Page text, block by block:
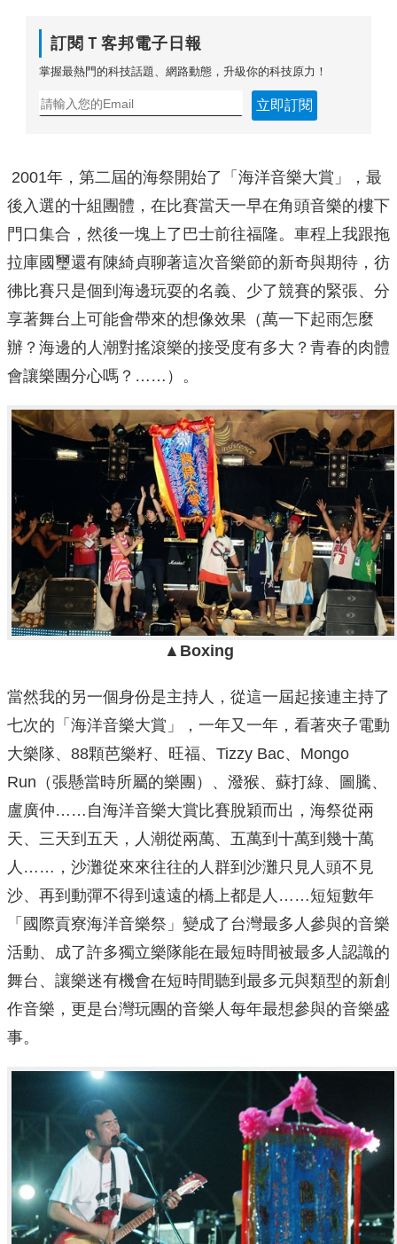
訂閱Ｔ客邦電子日報
掌握最熱門的科技話題、網路動態，升級你的科技原力！
立即訂閱
2001年，第二屆的海祭開始了「海洋音樂大賞」，最
後入選的十組團體，在比賽當天一早在角頭音樂的樓下
門口集合，然後一塊上了巴士前往福隆。車程上我跟拖
拉庫國璽還有陳綺貞聊著這次音樂節的新奇與期待，彷
彿比賽只是個到海邊玩耍的名義、少了競賽的緊張、分
享著舞台上可能會帶來的想像效果（萬一下起雨怎麼
辦？海邊的人潮對搖滾樂的接受度有多大？青春的肉體
會讓樂團分心嗎？……）。
▲Boxing
當然我的另一個身份是主持人，從這一屆起接連主持了
七次的「海洋音樂大賞」，一年又一年，看著夾子電動
大樂隊、88顆芭樂籽、旺福、Tizzy Bac、Mongo
Run（張懸當時所屬的樂團）、潑猴、蘇打綠、圖騰、
盧廣仲……自海洋音樂大賞比賽脫穎而出，海祭從兩
天、三天到五天，人潮從兩萬、五萬到十萬到幾十萬
人……，沙灘從來來往往的人群到沙灘只見人頭不見
沙、再到動彈不得到遠遠的橋上都是人……短短數年
「國際貢寮海洋音樂祭」變成了台灣最多人參與的音樂
活動、成了許多獨立樂隊能在最短時間被最多人認識的
舞台、讓樂迷有機會在短時間聽到最多元與類型的新創
作音樂，更是台灣玩團的音樂人每年最想參與的音樂盛
事。